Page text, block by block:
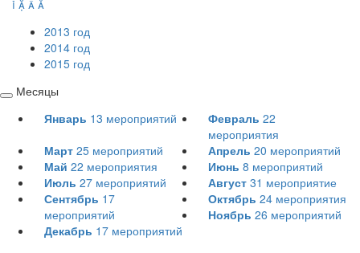
   
2013 год
2014 год
2015 год
Свернуть
Месяцы
Январь 13 мероприятий Февраль 22
мероприятия
Март 25 мероприятий Апрель 20 мероприятий
Май 22 мероприятия Июнь 8 мероприятий
Июль 27 мероприятий Август 31 мероприятие
Сентябрь 17
мероприятий
Октябрь 24 мероприятия
Ноябрь 26 мероприятий
Декабрь 17 мероприятий